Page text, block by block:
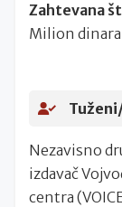
Zahtevana
Milion
Nezavisno
izdavač
centra